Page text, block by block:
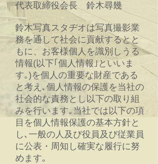
代表取締役会長 鈴木尋幾
鈴木写真スタヂオは写真撮影業
務を通して社会に貢献するとと
もに、お客様個人を識別しうる
情報(以下｢個人情報｣といいま
す｡)を個人の重要な財産である
と考え､個人情報の保護を当社の
社会的な責務とし以下の取り組
みを行います｡当社では以下の項
目を個人情報保護の基本方針と
し､一般の人及び役員及び従業員
に公表・周知し確実な履行に努
めます｡